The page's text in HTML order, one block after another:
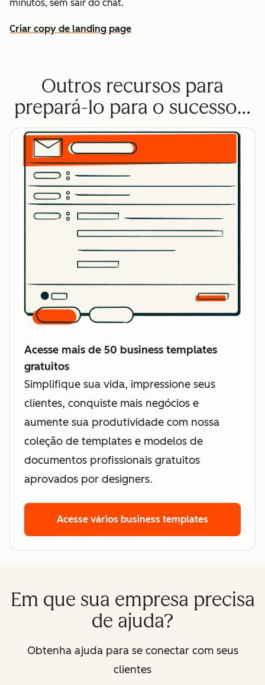
minutos, sem sair do chat.
Criar copy de landing page
Outros recursos para
prepará-lo para o sucesso…
Acesse mais de 50 business templates
gratuitos
Simplifique sua vida, impressione seus
clientes, conquiste mais negócios e
aumente sua produtividade com nossa
coleção de templates e modelos de
documentos profissionais gratuitos
aprovados por designers.
Acesse vários business templates
Em que sua empresa precisa
de ajuda?
Obtenha ajuda para se conectar com seus
clientes